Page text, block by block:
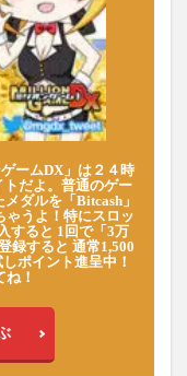
ームDX」は２４時
トだよ。普通のゲー
ダルを「Bitcash」
ゃうよ！特にスロッ
すると 1回で「3万
録すると 通常1,500
ポイント進呈中！
！